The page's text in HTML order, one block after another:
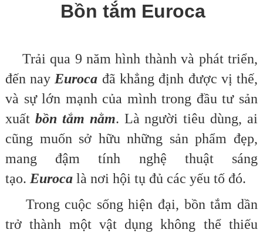
Bồn tắm Euroca
Trải qua 9 năm hình thành và phát triển,
đến nay Euroca đã khẳng định được vị thế,
và sự lớn mạnh của mình trong đầu tư sản
xuất bồn tắm nằm. Là người tiêu dùng, ai
cũng muốn sở hữu những sản phẩm đẹp,
mang đậm tính nghệ thuật sáng
tạo. Eurocalà nơi hội tụ đủ các yếu tố đó.
Trong cuộc sống hiện đại, bồn tắm dần
trở thành một vật dụng không thể thiếu